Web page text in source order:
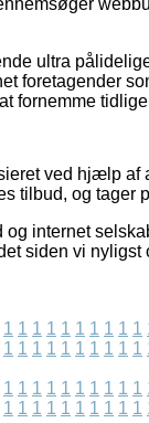
ultra
foretagender
fornemme
ved hjælp
tilbud, og tager
internet
siden vi
1 1 1 1 1 1 1 1 1 1
1 1 1 1 1 1 1 1 1 1
1 1 1 1 1 1 1 1 1 1
1 1 1 1 1 1 1 1 1 1